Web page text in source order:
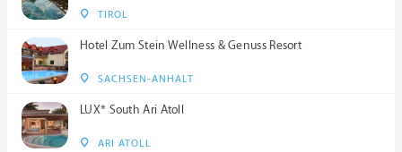
TIROL
Hotel Zum Stein Wellness & Genuss Resort
SACHSEN-ANHALT
LUX* South Ari Atoll
ARI ATOLL